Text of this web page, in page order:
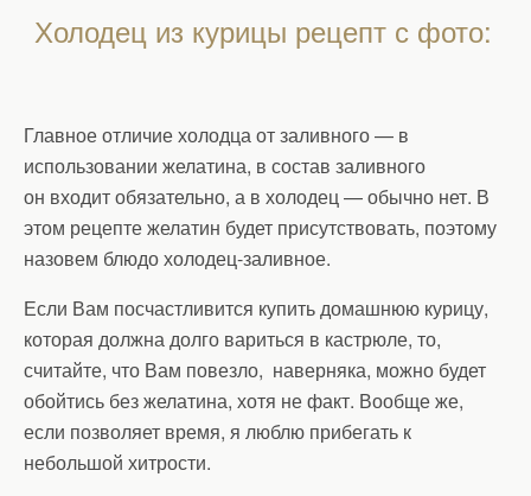
Холодец из курицы рецепт с фото:
Главное отличие холодца от заливного — в
использовании желатина, в состав заливного
он входит обязательно, а в холодец — обычно нет. В
этом рецепте желатин будет присутствовать, поэтому
назовем блюдо холодец-заливное.
Если Вам посчастливится купить домашнюю курицу,
которая должна долго вариться в кастрюле, то,
считайте, что Вам повезло, наверняка, можно будет
обойтись без желатина, хотя не факт. Вообще же,
если позволяет время, я люблю прибегать к
небольшой хитрости.